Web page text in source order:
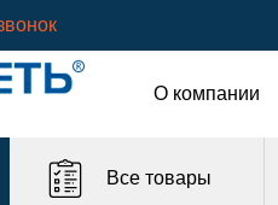
О компании
Все товары